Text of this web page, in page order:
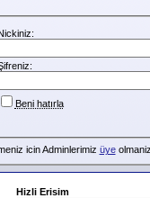
Beni hatırla
icin Adminlerimiz üye
Hizli Erisim